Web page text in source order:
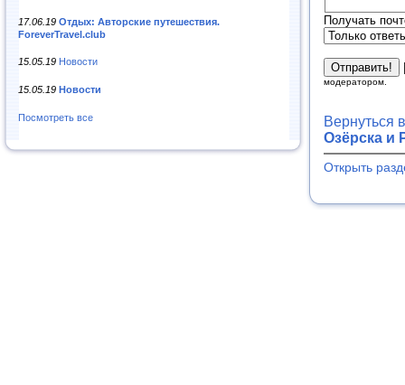
17.06.19 Отдых: Авторские путешествия.
ForeverTravel.club
15.05.19 Новости
15.05.19 Новости
Посмотреть все
Получать
модератором.
Вернуться
Озёрска и
Открыть